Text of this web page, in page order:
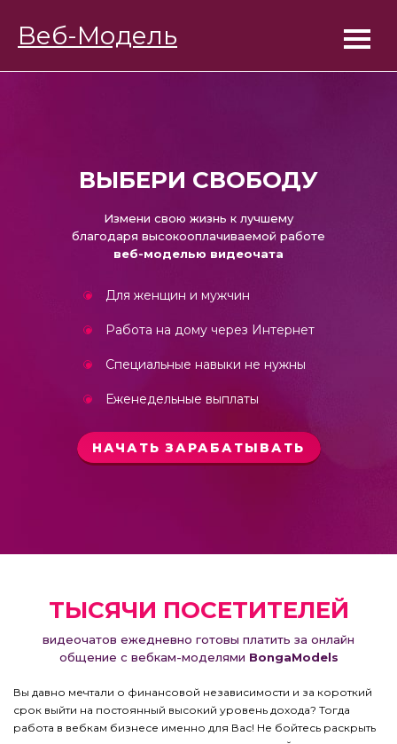
Веб-Модель
BongaModels Работа девушкам █
ВЫБЕРИ СВОБОДУ
Измени свою жизнь к лучшему
благодаря высокооплачиваемой работе
веб-моделью видеочата
Для женщин и мужчин
Работа на дому через Интернет
Специальные навыки не нужны
Еженедельные выплаты
НАЧАТЬ ЗАРАБАТЫВАТЬ
ТЫСЯЧИ ПОСЕТИТЕЛЕЙ
видеочатов ежедневно готовы платить за онлайн
общение с вебкам-моделями BongaModels
Вы давно мечтали о финансовой независимости и за короткий
срок выйти на постоянный высокий уровень дохода? Тогда
работа в вебкам бизнесе именно для Вас! Не бойтесь раскрыть